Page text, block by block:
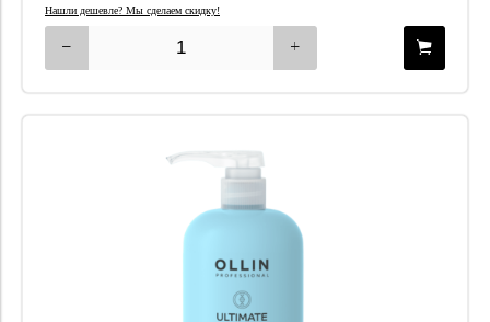
Нашли дешевле? Мы сделаем скидку!